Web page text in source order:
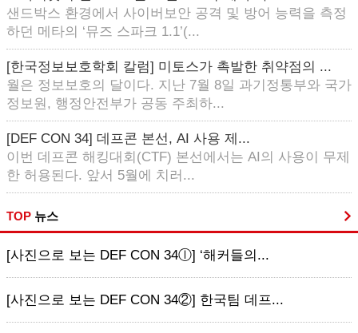
샌드박스 환경에서 사이버보안 공격 및 방어 능력을 측정
하던 메타의 ‘뮤즈 스파크 1.1’(...
[한국정보보호학회 칼럼] 미토스가 촉발한 취약점의 ...
월은 정보보호의 달이다. 지난 7월 8일 과기정통부와 국가
정보원, 행정안전부가 공동 주최하...
[DEF CON 34] 데프콘 본선, AI 사용 제...
이번 데프콘 해킹대회(CTF) 본선에서는 AI의 사용이 무제
한 허용된다. 앞서 5월에 치러...
TOP 뉴스
[사진으로 보는 DEF CON 34ⓛ] ‘해커들의...
[사진으로 보는 DEF CON 34②] 한국팀 데프...